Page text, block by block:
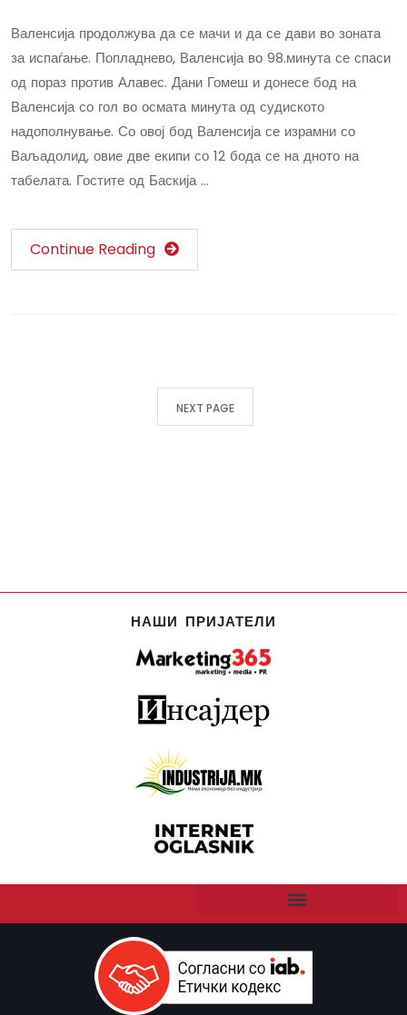
Валенсија продолжува да се мачи и да се дави во зоната
за испаѓање. Попладнево, Валенсија во 98.минута се спаси
од пораз против Алавес. Дани Гомеш и донесе бод на
Валенсија со гол во осмата минута од судиското
надополнување. Со овој бод Валенсија се израмни со
Ваљадолид, овие две екипи со 12 бода се на дното на
табелата. Гостите од Баскија …
Continue Reading
NEXT PAGE
НАШИ ПРИЈАТЕЛИ